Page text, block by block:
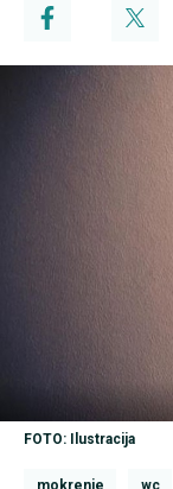
FOTO: Ilustracija